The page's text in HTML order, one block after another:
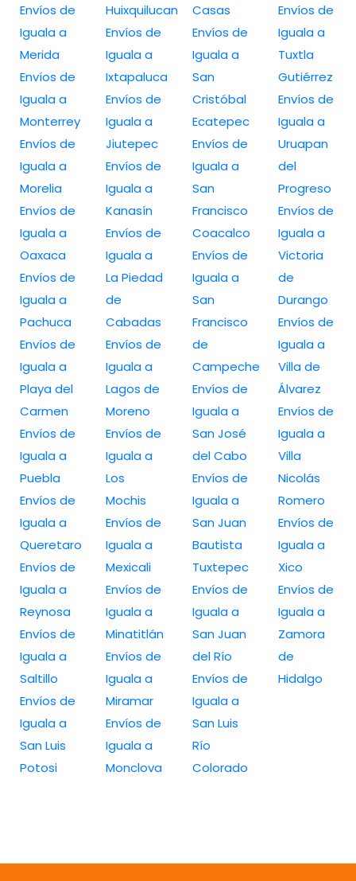
Envíos de
Iguala a
Merida
Envíos de
Iguala a
Monterrey
Envíos de
Iguala a
Morelia
Envíos de
Iguala a
Oaxaca
Envíos de
Iguala a
Pachuca
Envíos de
Iguala a
Playa del
Carmen
Envíos de
Iguala a
Puebla
Envíos de
Iguala a
Queretaro
Envíos de
Iguala a
Reynosa
Envíos de
Iguala a
Saltillo
Envíos de
Iguala a
San Luis
Potosi
Huixquilucan
Envíos de
Iguala a
Ixtapaluca
Envíos de
Iguala a
Jiutepec
Envíos de
Iguala a
Kanasín
Envíos de
Iguala a
La Piedad
de
Cabadas
Envíos de
Iguala a
Lagos de
Moreno
Envíos de
Iguala a
Los
Mochis
Envíos de
Iguala a
Mexicali
Envíos de
Iguala a
Minatitlán
Envíos de
Iguala a
Miramar
Envíos de
Iguala a
Monclova
Casas
Envíos de
Iguala a
San
Cristóbal
Ecatepec
Envíos de
Iguala a
San
Francisco
Coacalco
Envíos de
Iguala a
San
Francisco
de
Campeche
Envíos de
Iguala a
San José
del Cabo
Envíos de
Iguala a
San Juan
Bautista
Tuxtepec
Envíos de
Iguala a
San Juan
del Río
Envíos de
Iguala a
San Luis
Río
Colorado
Envíos de
Iguala a
Tuxtla
Gutiérrez
Envíos de
Iguala a
Uruapan
del
Progreso
Envíos de
Iguala a
Victoria
de
Durango
Envíos de
Iguala a
Villa de
Álvarez
Envíos de
Iguala a
Villa
Nicolás
Romero
Envíos de
Iguala a
Xico
Envíos de
Iguala a
Zamora
de
Hidalgo